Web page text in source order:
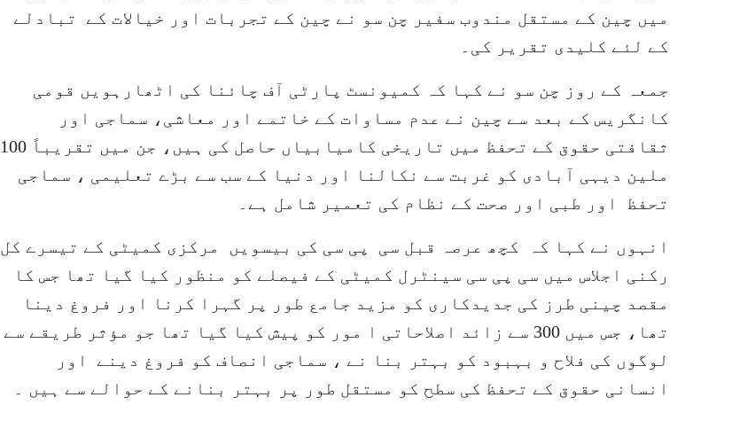
میں چین کے مستقل مندوب سفیر چن سو نے چین کے تجربات اور خیالات کے تبادلے
کے لئے کلیدی تقریر کی۔
جمعہ کے روز چن سو نے کہا کہ کمیونسٹ پارٹی آف چائنا کی اٹھارہویں قومی
کانگریس کے بعد سے چین نے عدم مساوات کے خاتمے اور معاشی، سماجی اور
ثقافتی حقوق کے تحفظ میں تاریخی کامیابیاں حاصل کی ہیں، جن میں تقریباً 100
ملین دیہی آبادی کو غربت سے نکالنا اور دنیا کے سب سے بڑے تعلیمی ، سماجی
تحفظ اور طبی اور صحت کے نظام کی تعمیر شامل ہے۔
انہوں نے کہا کہ کچھ عرصہ قبل سی پی سی کی بیسویں مرکزی کمیٹی کے تیسرے کل
رکنی اجلاس میں سی پی سی سینٹرل کمیٹی کے فیصلے کو منظور کیا گیا تھا جس کا
مقصد چینی طرز کی جدیدکاری کو مزید جامع طور پر گہرا کرنا اور فروغ دینا
تھا، جس میں 300 سے زائد اصلاحاتی ا مور کو پیش کیا گیا تھا جو مؤثر طریقے سے
لوگوں کی فلاح و بہبود کو بہتر بنا نے ، سماجی انصاف کو فروغ دینے اور
انسانی حقوق کے تحفظ کی سطح کو مستقل طور پر بہتر بنانے کے حوالے سے ہیں ۔